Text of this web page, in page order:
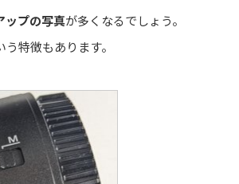
ップの写真が多くなるでしょう。
う特徴もあります。